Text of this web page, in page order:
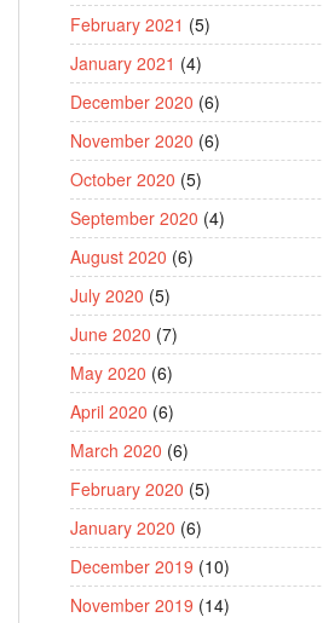
February 2021 (5)
January 2021 (4)
December 2020 (6)
November 2020 (6)
October 2020 (5)
September 2020 (4)
August 2020 (6)
July 2020 (5)
June 2020 (7)
May 2020 (6)
April 2020 (6)
March 2020 (6)
February 2020 (5)
January 2020 (6)
December 2019 (10)
November 2019 (14)